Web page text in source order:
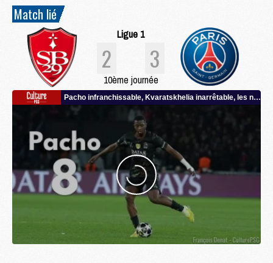
Match lié
Ligue 1
2 3
10ème journée